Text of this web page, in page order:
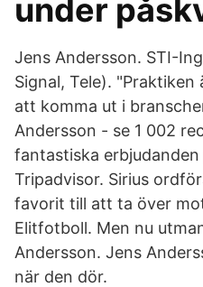
under
Jens Andersson. STI-
Signal, Tele).
att komma ut i
Andersson - se 1 002
fantastiska erbjudanden
Tripadvisor. Sirius
favorit till att ta över
Elitfotboll. Men nu
Andersson. Jens
när den dör.